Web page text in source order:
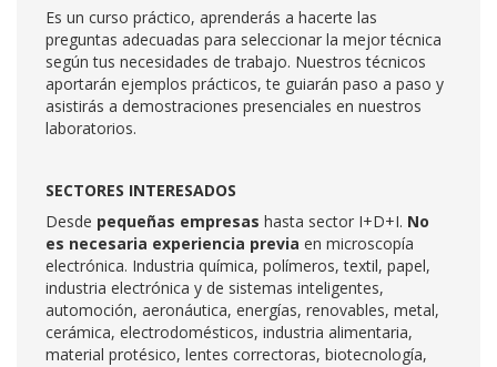
Es un curso práctico, aprenderás a hacerte las
preguntas adecuadas para seleccionar la mejor técnica
según tus necesidades de trabajo. Nuestros técnicos
aportarán ejemplos prácticos, te guiarán paso a paso y
asistirás a demostraciones presenciales en nuestros
laboratorios.
SECTORES INTERESADOS
Desde pequeñas empresas hasta sector I+D+I. No
es necesaria experiencia previa en microscopía
electrónica. Industria química, polímeros, textil, papel,
industria electrónica y de sistemas inteligentes,
automoción, aeronáutica, energías, renovables, metal,
cerámica, electrodomésticos, industria alimentaria,
material protésico, lentes correctoras, biotecnología,